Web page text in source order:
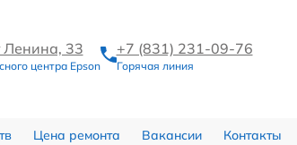
Ленина, 33
центра Epson
+7 (831) 231-09-76
Горячая линия
Цена ремонта Вакансии Контакты